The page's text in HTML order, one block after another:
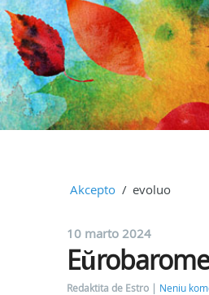
Akcepto evoluo
10 marto 2024
Redaktita de Estro
Neniu